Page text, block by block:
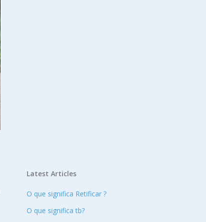
Latest Articles
O que significa Retificar ?
O que significa tb?